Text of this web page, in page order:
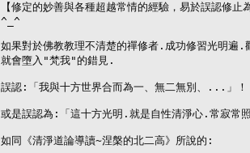
【修定的妙善與各種超越常情的經驗，易於誤認修止
^_^
如果對於佛教教理不清楚的禪修者.成功修習光明遍.
就會墮入"梵我"的錯見.
誤認:「我與十方世界合而為一、無二無別、...」
或是誤認為:「這十方光明.就是自性清淨心.常寂
如同《清淨道論導讀~涅槃的北二高》所說的: